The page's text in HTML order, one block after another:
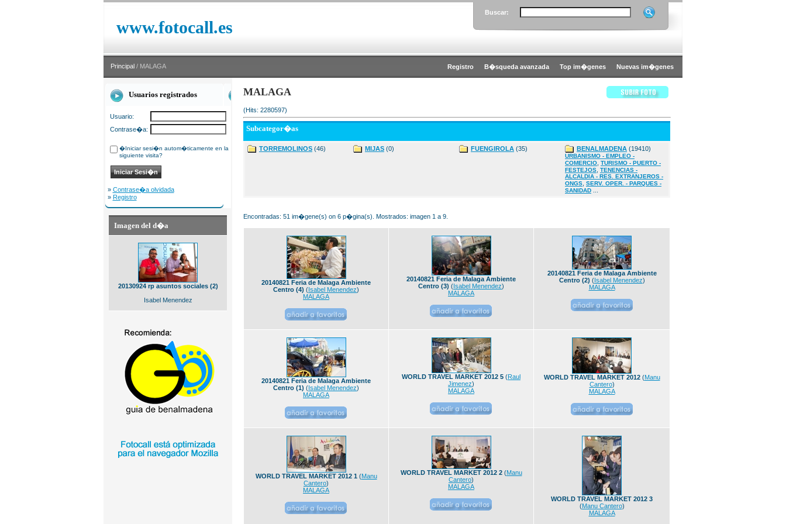
www.fotocall.es
Buscar:
Principal / MALAGA Registro B�squeda avanzada Top im�genes Nuevas im�genes
Usuarios registrados
Usuario:
Contrase�a:
�Iniciar sesi�n autom�ticamente en la
siguiente visita?
» Contrase�a olvidada
» Registro
Imagen del d�a
20130924 rp asuntos sociales (2)
Isabel Menendez
MALAGA
(Hits: 2280597)
Subcategor�as
TORREMOLINOS (46) MIJAS (0) FUENGIROLA (35) BENALMADENA (19410)
URBANISMO - EMPLEO -
COMERCIO TURISMO - PUERTO -
FESTEJOS TENENCIAS -
ALCALDIA - RES. EXTRANJEROS -
ONGS SERV. OPER. - PARQUES -
SANIDAD
Encontradas: 51 im�gene(s) on 6 p�gina(s). Mostrados: imagen 1 a 9.
20140821 Feria de Malaga Ambiente
Centro (4) (Isabel Menendez)
MALAGA
20140821 Feria de Malaga Ambiente
Centro (3) (Isabel Menendez)
MALAGA
20140821 Feria de Malaga Ambiente
Centro (2) (Isabel Menendez)
MALAGA
20140821 Feria de Malaga Ambiente
Centro (1) (Isabel Menendez)
MALAGA
WORLD TRAVEL MARKET 2012 5 (Raul
Jimenez)
MALAGA
WORLD TRAVEL MARKET 2012(Manu
Cantero)
MALAGA
WORLD TRAVEL MARKET 2012 1(Manu
Cantero)
MALAGA
WORLD TRAVEL MARKET 2012 2(Manu
Cantero)
MALAGA
WORLD TRAVEL MARKET 2012 3
(Manu Cantero)
MALAGA